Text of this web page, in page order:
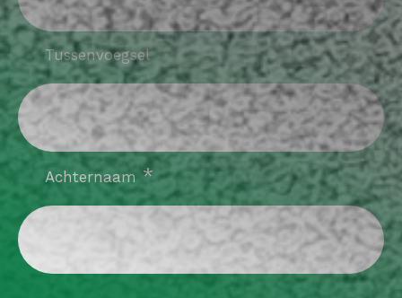
Tussenvoegsel
Achternaam *verplicht